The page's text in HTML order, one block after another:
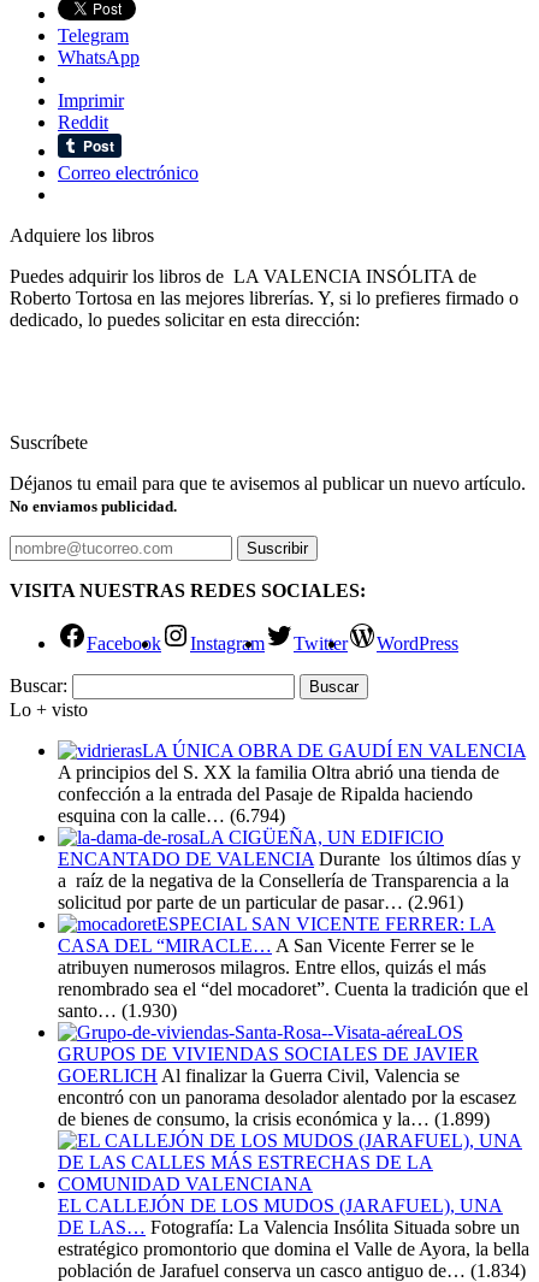
Telegram
WhatsApp
Imprimir
Reddit
Correo electrónico
Adquiere los libros
Puedes adquirir los libros de LA VALENCIA INSÓLITA de
Roberto Tortosa en las mejores librerías. Y, si lo prefieres firmado o
dedicado, lo puedes solicitar en esta dirección:
Suscríbete
Déjanos tu email para que te avisemos al publicar un nuevo artículo.
No enviamos publicidad.
VISITA NUESTRAS REDES SOCIALES:
Facebook Instagram Twitter WordPress
Buscar:
Lo + visto
LA ÚNICA OBRA DE GAUDÍ EN VALENCIA
A principios del S. XX la familia Oltra abrió una tienda de
confección a la entrada del Pasaje de Ripalda haciendo
esquina con la calle… (6.794)
LA CIGÜEÑA, UN EDIFICIO
ENCANTADO DE VALENCIA Durante los últimos días y
a raíz de la negativa de la Consellería de Transparencia a la
solicitud por parte de un particular de pasar… (2.961)
ESPECIAL SAN VICENTE FERRER: LA
CASA DEL “MIRACLE… A San Vicente Ferrer se le
atribuyen numerosos milagros. Entre ellos, quizás el más
renombrado sea el “del mocadoret”. Cuenta la tradición que el
santo… (1.930)
LOS
GRUPOS DE VIVIENDAS SOCIALES DE JAVIER
GOERLICH Al finalizar la Guerra Civil, Valencia se
encontró con un panorama desolador alentado por la escasez
de bienes de consumo, la crisis económica y la… (1.899)
EL CALLEJÓN DE LOS MUDOS (JARAFUEL), UNA
DE LAS… Fotografía: La Valencia Insólita Situada sobre un
estratégico promontorio que domina el Valle de Ayora, la bella
población de Jarafuel conserva un casco antiguo de… (1.834)